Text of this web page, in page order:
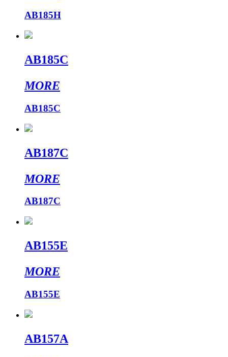
AB185H
AB185C
MORE
AB185C
AB187C
MORE
AB187C
AB155E
MORE
AB155E
AB157A